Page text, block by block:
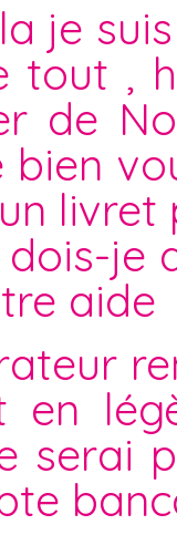
je
tout ,
de
bien
je
aide
en
serai